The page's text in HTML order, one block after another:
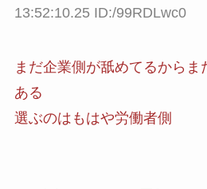
13:52:10.25 ID:/99RDLwc0
まだ企業側が舐めてるからま
ある
選ぶのはもはや労働者側